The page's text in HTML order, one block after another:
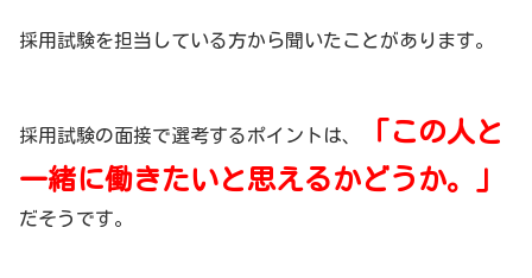
採用試験を担当している方から聞いたことがあります。
採用試験の面接で選考するポイントは、
「この人と
一緒に働きたいと思えるかどうか。」
だそうです。